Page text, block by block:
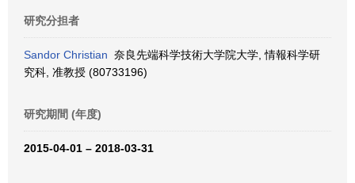
研究分担者
Sandor Christian 奈良先端科学技術大学院大学, 情報科学研
究科, 准教授 (80733196)
研究期間 (年度)
2015-04-01 – 2018-03-31